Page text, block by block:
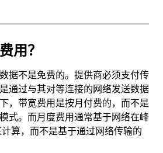
用？
据不是免费的。提供商必须支付传
通过与其对等连接的网络发送数据
，带宽费用是按月付费的，而不是
式。而月度费用通常基于网络在峰
算，而不是基于通过网络传输的